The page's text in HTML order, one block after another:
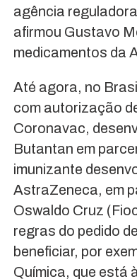
agência
afirmou Gustavo
medicamentos da
Até agora, no
com autorização
Coronavac,
Butantan em
imunizante
AstraZeneca, em
Oswaldo Cruz
regras do pedido
beneficiar, por
Química, que está